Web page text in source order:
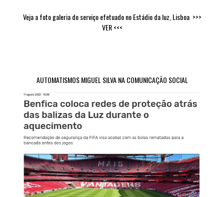
Veja a foto galeria do serviço efetuado no Estádio da luz, Lisboa >>>
VER <<<
AUTOMATISMOS MIGUEL SILVA NA COMUNICAÇÃO SOCIAL